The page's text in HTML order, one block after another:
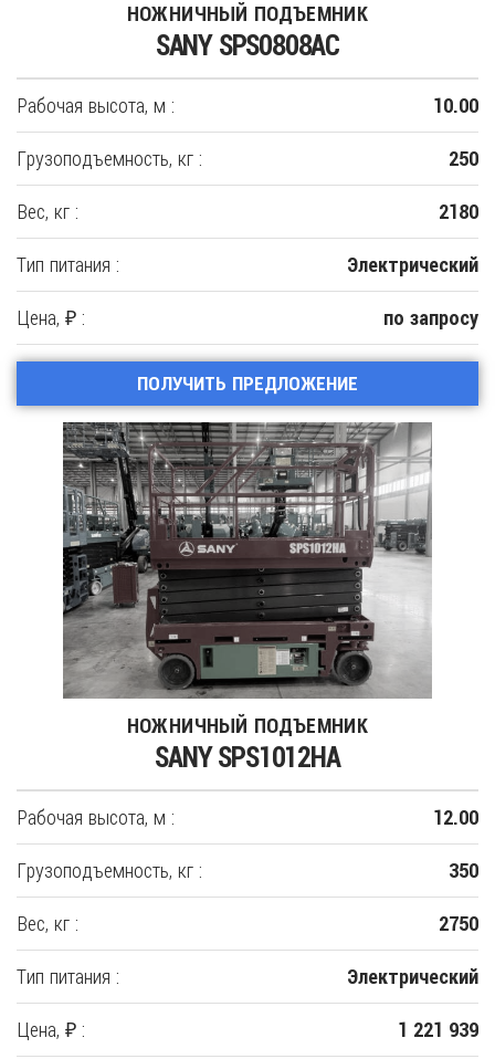
НОЖНИЧНЫЙ ПОДЪЕМНИК
SANY SPS0808AC
Рабочая высота, м : 10.00
Грузоподъемность, кг : 250
Вес, кг : 2180
Тип питания : Электрический
Цена, ₽ : по запросу
ПОЛУЧИТЬ ПРЕДЛОЖЕНИЕ
НОЖНИЧНЫЙ ПОДЪЕМНИК
SANY SPS1012HA
Рабочая высота, м : 12.00
Грузоподъемность, кг : 350
Вес, кг : 2750
Тип питания : Электрический
Цена, ₽ : 1 221 939